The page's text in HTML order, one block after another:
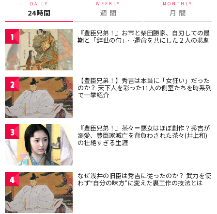
DAILY
24時間
WEEKLY
週 間
MONTHLY
月 間
1 『豊臣兄弟！』お市と柴田勝家、自刃しての最
期と「辞世の句」…運命を共にした２人の悲劇
2 【豊臣兄弟！】秀吉は本当に「女狂い」だった
のか？ 天下人を彩った11人の側室たちを時系列
で一挙紹介
3 『豊臣兄弟！』茶々＝悪女はほぼ創作？秀吉が
溺愛、豊臣家滅亡を背負わされた茶々(井上和)
の壮絶すぎる生涯
4 なぜ浅井の旧臣は秀吉に従ったのか？ 武力を使
わず“自分の味方”に変えた裏工作の技法とは